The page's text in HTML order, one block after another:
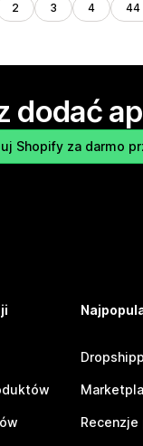
2 3 4 44
dodać
Shopify za darmo